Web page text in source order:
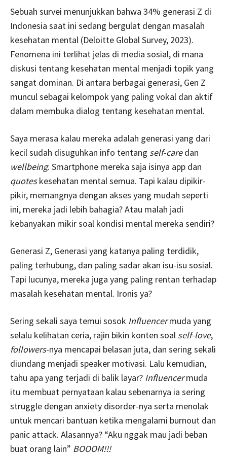
Sebuah survei menunjukkan bahwa 34% generasi Z di
Indonesia saat ini sedang bergulat dengan masalah
kesehatan mental (Deloitte Global Survey, 2023).
Fenomena ini terlihat jelas di media sosial, di mana
diskusi tentang kesehatan mental menjadi topik yang
sangat dominan. Di antara berbagai generasi, Gen Z
muncul sebagai kelompok yang paling vokal dan aktif
dalam membuka dialog tentang kesehatan mental.
Saya merasa kalau mereka adalah generasi yang dari
kecil sudah disuguhkan info tentang self-caredan
wellbeing. Smartphone mereka saja isinya app dan
quoteskesehatan mental semua. Tapi kalau dipikir-
pikir, memangnya dengan akses yang mudah seperti
ini, mereka jadi lebih bahagia? Atau malah jadi
kebanyakan mikir soal kondisi mental mereka sendiri?
Generasi Z, Generasi yang katanya paling terdidik,
paling terhubung, dan paling sadar akan isu-isu sosial.
Tapi lucunya, mereka juga yang paling rentan terhadap
masalah kesehatan mental. Ironis ya?
Sering sekali saya temui sosok Influencermuda yang
selalu kelihatan ceria, rajin bikin konten soal self-love,
followers-nya mencapai belasan juta, dan sering sekali
diundang menjadi speaker motivasi. Lalu kemudian,
tahu apa yang terjadi di balik layar? Influencermuda
itu membuat pernyataan kalau sebenarnya ia sering
struggle dengan anxiety disorder-nya serta menolak
untuk mencari bantuan ketika mengalami burnout dan
panic attack. Alasannya? “Aku nggak mau jadi beban
buat orang lain” BOOOM!!!